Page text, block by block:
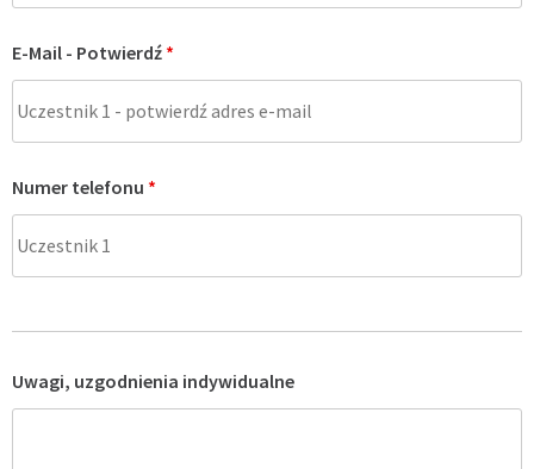
E-Mail - Potwierdź *
Numer telefonu *
Uwagi, uzgodnienia indywidualne